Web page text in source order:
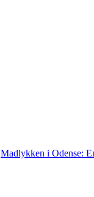
Madlykken i Odense: